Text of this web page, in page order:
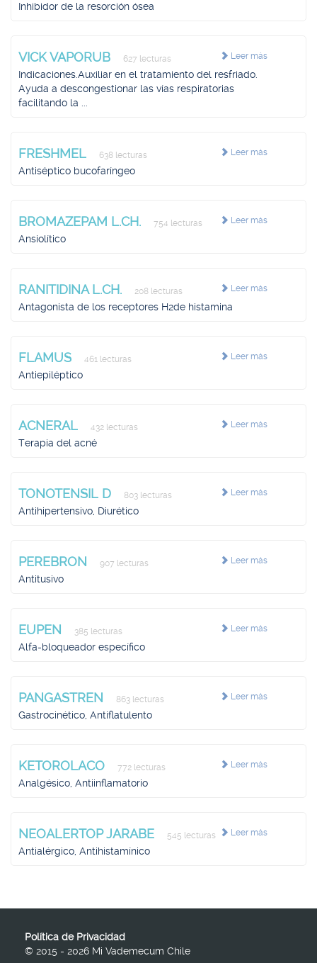
Inhibidor de la resorción ósea
Leer más
VICK VAPORUB 627 lecturas
Indicaciones.Auxiliar en el tratamiento del resfriado.
Ayuda a descongestionar las vías respiratorias
facilitando la ...
Leer más
FRESHMEL 638 lecturas
Antiséptico bucofaríngeo
Leer más
BROMAZEPAM L.CH. 754 lecturas
Ansiolítico
Leer más
RANITIDINA L.CH. 208 lecturas
Antagonista de los receptores H2de histamina
Leer más
FLAMUS 461 lecturas
Antiepiléptico
Leer más
ACNERAL 432 lecturas
Terapia del acné
Leer más
TONOTENSIL D 803 lecturas
Antihipertensivo, Diurético
Leer más
PEREBRON 907 lecturas
Antitusivo
Leer más
EUPEN 385 lecturas
Alfa-bloqueador específico
Leer más
PANGASTREN 863 lecturas
Gastrocinético, Antiflatulento
Leer más
KETOROLACO 772 lecturas
Analgésico, Antiinflamatorio
Leer más
NEOALERTOP JARABE 545 lecturas
Antialérgico, Antihistamínico
Política de Privacidad
© 2015 - 2026 Mi Vademecum Chile